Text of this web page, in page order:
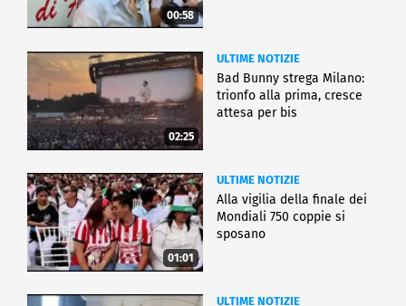
00:58
02:25
ULTIME NOTIZIE
Bad Bunny strega Milano:
trionfo alla prima, cresce
attesa per bis
01:01
ULTIME NOTIZIE
Alla vigilia della finale dei
Mondiali 750 coppie si
sposano
ULTIME NOTIZIE